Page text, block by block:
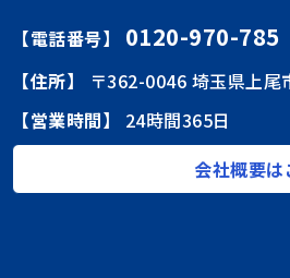
【電話番号】 0120-970-785
【住所】
〒362-0046 埼玉県上
【営業時間】
24時間365日
会社概要は